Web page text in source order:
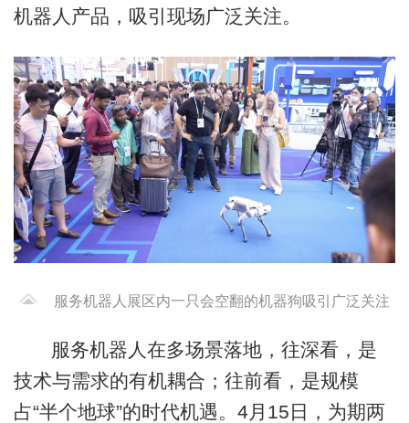
机器人产品，吸引现场广泛关注。
服务机器人展区内一只会空翻的机器狗吸引广泛关注
服务机器人在多场景落地，往深看，是
技术与需求的有机耦合；往前看，是规模
占“半个地球”的时代机遇。4月15日，为期两